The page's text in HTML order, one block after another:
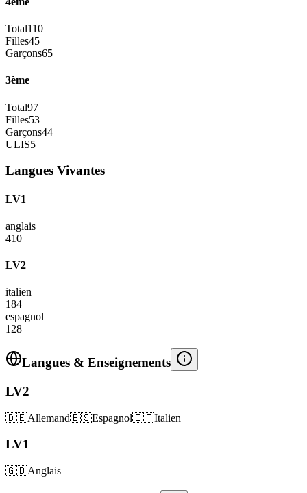
Total110
Filles45
Garçons65
3ème
Total97
Filles53
Garçons44
ULIS5
Langues Vivantes
LV1
anglais
410
LV2
italien
184
espagnol
128
Langues & Enseignements
LV2
🇩🇪Allemand🇪🇸Espagnol🇮🇹Italien
LV1
🇬🇧Anglais